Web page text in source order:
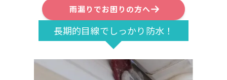
雨漏りでお困りの方へ
長期的目線でしっかり防水！